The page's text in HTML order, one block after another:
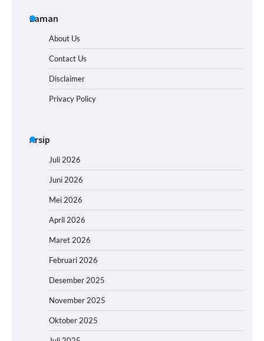
Laman
About Us
Contact Us
Disclaimer
Privacy Policy
Arsip
Juli 2026
Juni 2026
Mei 2026
April 2026
Maret 2026
Februari 2026
Desember 2025
November 2025
Oktober 2025